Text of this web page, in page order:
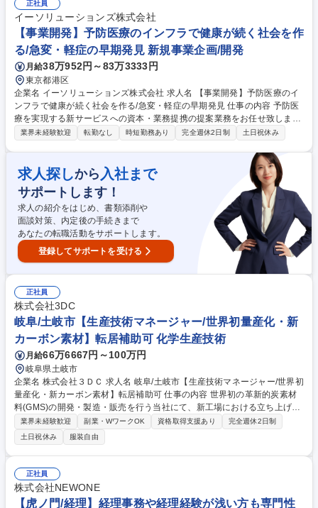
い合わせ対応■入学面談の実施■各種セミナーの実施■進学校訪問、情報収
集 など ※これまでのご経験に応じ、できることから徐々にお任せしてい
きます。 募集職種 【東京十条校】医学部予備校の校舎運営職員/教務学務
職/正社員登用実績90%以上
正社員
イーソリューションズ株式会社
【事業開発】予防医療のインフラで健康が続く社会を作
る/急変・軽症の早期発見 新規事業企画/開発
月給38万952円～83万3333円
東京都港区
企業名 イーソリューションズ株式会社 求人名 【事業開発】予防医療のイ
ンフラで健康が続く社会を作る/急変・軽症の早期発見 仕事の内容 予防医
療を実現する新サービスへの資本・業務提携の提案業務をお任せ致しま
す。大手企業や有識者と協働し、今より多くの人の命が繋がる未来を創
要】最新の技術を用い「急変」「軽症」の早期発見の開発に取り組んでい
ます。死亡/発症の多い事象や糖尿病など潜在患者が多く未受診率が高い疾
患を対象に、最先端の異常検知技術で早期発見し、病院へ繋げるサービス
を構築。センシング技術を持つ様々な企業とアライアンスを結び、ハー
ド・ソフトウェアに各機能を実装。複数の大手事業会社の新規事業として
社会へ実装し、日本の医療費/介護費削減を目指します。 募集職種 【事業
開発】予防医療のインフラで健康が続く社会を作る/急変・軽症の早期発見
業界未経験歓迎 転勤なし 時短勤務あり 完全週休2日制 土日祝休み
求人探しから 入社まで
サポートします！
求人の紹介をはじめ、書類添削や
面談対策、内定後の手続きまで
あなたの転職活動をサポートします。
登録してサポートを受ける
正社員
株式会社3DC
岐阜/土岐市【生産技術マネージャー/世界初量産化・新
カーボン素材】転居補助可 化学生産技術
月給66万6667円～100万円
岐阜県土岐市
企業名 株式会社３ＤＣ 求人名 岐阜/土岐市【生産技術マネージャー/世界初
量産化・新カーボン素材】転居補助可 仕事の内容 世界初の革新的炭素材
料(GMS)の開発・製造・販売を行う当社にて、新工場における立ち上げを
お任せします。当社初の専任生産技術職として、CVD装置の反応路構造や
ガス流路設計など設備投資から量産化まで 全工程に関与いただきます。
【詳細】■粉体材料量産工場における製造装置の要件定義・基本設計 ■粉
体シミュレーションを用いた設計最適化プロジェクトの推進 ■設備メーカ
ーとの協業による詳細設計・試作・検証 ■新規設備の導入・立ち上げ■設
備導入後の保全・メンテナンス対応 ■CVD反応プロセスおよび粉体材料の
技術的理解と応用等 募集職種 岐阜/土岐市【生産技術マネージャー/世界初
業界未経験歓迎 副業・WワークOK 資格取得支援あり
完全週休2日制
土日祝休み
服装自由
正社員
株式会社NEWONE
【虎ノ門/経理】経理事務や経理経験が浅い方も専門性